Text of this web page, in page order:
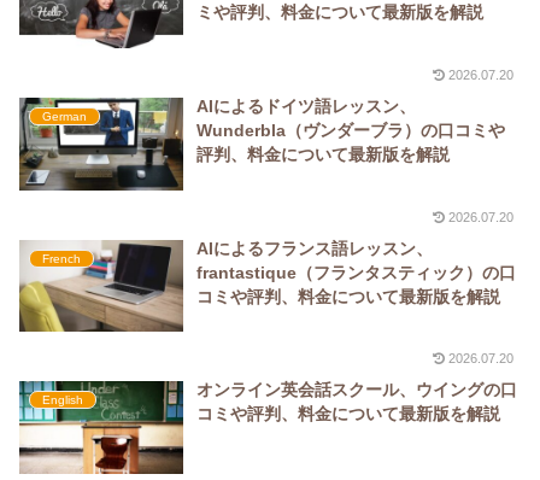
ミや評判、料金について最新版を解説
2026.07.20
German
AIによるドイツ語レッスン、
Wunderbla（ヴンダーブラ）の口コミや
評判、料金について最新版を解説
2026.07.20
French
AIによるフランス語レッスン、
frantastique（フランタスティック）の口
コミや評判、料金について最新版を解説
2026.07.20
English
オンライン英会話スクール、ウイングの口
コミや評判、料金について最新版を解説